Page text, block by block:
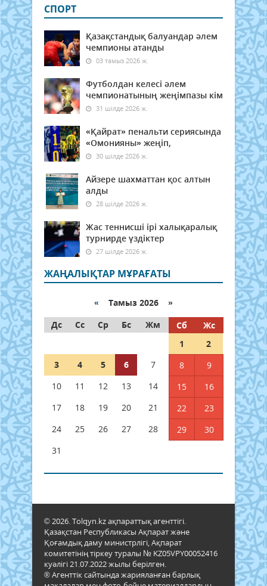
СПОРТ
Қазақстандық балуандар әлем
чемпионы атанды
03 тамыз 2026 ж.
Футболдан келесі әлем
чемпионатының жеңімпазы кім
31 шілде 2026 ж.
«Қайрат» пенальти сериясында
«Омонияны» жеңіп,
30 шілде 2026 ж.
Айзере шахматтан қос алтын
алды
28 шілде 2026 ж.
Жас теннисші ірі халықаралық
турнирде үздіктер
27 шілде 2026 ж.
ЖАҢАЛЫҚТАР МҰРАҒАТЫ
« Тамыз 2026 »
Дс
Сс Ср Бс Жм Сб
Жс
1
2
3
4 5 6 7 8
9
10
11 12 13 14 15
16
17
18 19 20 21 22
23
24
25 26 27 28 29
30
31
© 2026. Tolqyn.kz ақпараттық агенттігі.
Қазақстан Республикасы Ақпарат және
Қоғамдық даму министрлігі, Ақпарат
комитетінің тіркеу туралы № KZ05VPY00052416
куәлігі 21.07.2022 жылы берілген.
® Агенттік сайтында жарияланған барлық